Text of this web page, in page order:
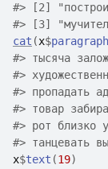
#> [2]
#> [3]
cat (x$
#> тысяча
#>
#> пропадать
#> товар
#> рот близко
#> танцевать
x$text (19)